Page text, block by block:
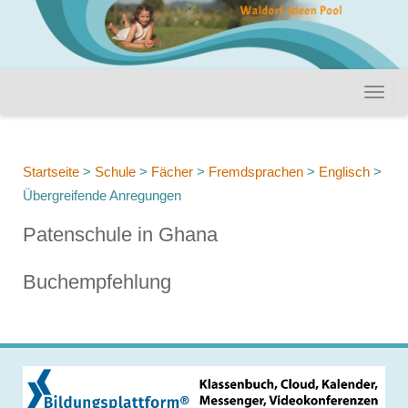
Startseite > Schule > Fächer > Fremdsprachen > Englisch >
Übergreifende Anregungen
Patenschule in Ghana
Buchempfehlung